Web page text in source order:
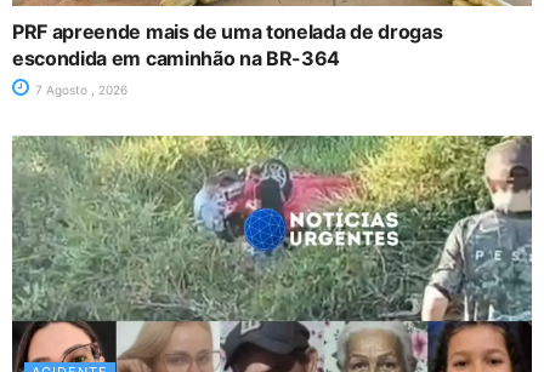
PRF apreende mais de uma tonelada de drogas
escondida em caminhão na BR-364
7 Agosto , 2026